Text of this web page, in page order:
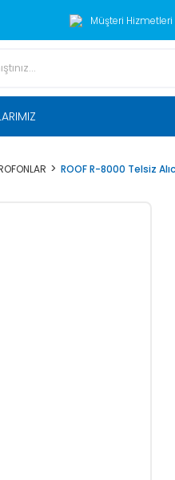
Müşteri Hizmetleri
ROOF R-8000 Telsiz